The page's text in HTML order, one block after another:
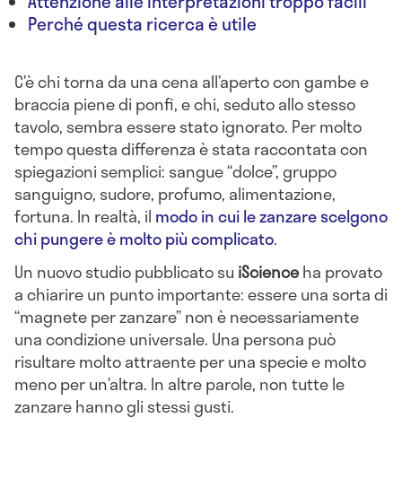
Perché questa ricerca è utile
C’è chi torna da una cena all’aperto con gambe e
braccia piene di ponfi, e chi, seduto allo stesso
tavolo, sembra essere stato ignorato. Per molto
tempo questa differenza è stata raccontata con
spiegazioni semplici: sangue “dolce”, gruppo
sanguigno, sudore, profumo, alimentazione,
fortuna. In realtà, il modo in cui le zanzare scelgono
chi pungere è molto più complicato.
Un nuovo studio pubblicato su iScienceha provato
a chiarire un punto importante: essere una sorta di
“magnete per zanzare” non è necessariamente
una condizione universale. Una persona può
risultare molto attraente per una specie e molto
meno per un’altra. In altre parole, non tutte le
zanzare hanno gli stessi gusti.